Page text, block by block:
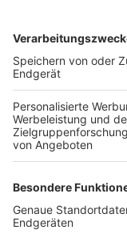
TOP-VEREINE
TOP-PARTNER